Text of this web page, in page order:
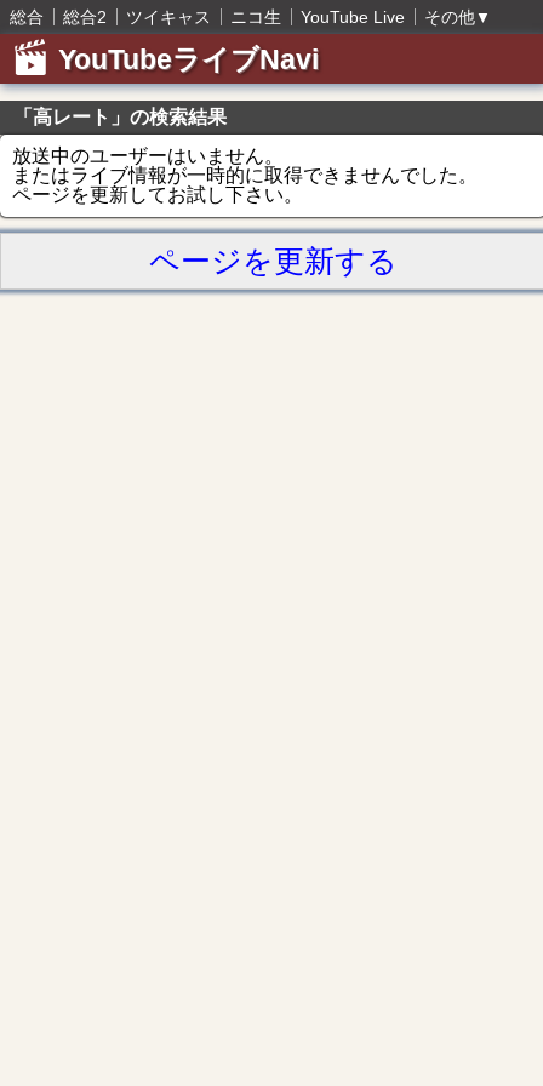
総合 総合2 ツイキャス ニコ生 YouTube Live その他▼
YouTubeライブNavi
「高レート」の検索結果
放送中のユーザーはいません。
またはライブ情報が一時的に取得できませんでした。
ページを更新してお試し下さい。
ページを更新する